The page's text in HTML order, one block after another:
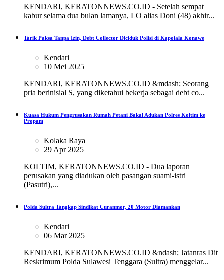
KENDARI, KERATONNEWS.CO.ID - Setelah sempat
kabur selama dua bulan lamanya, LO alias Doni (48) akhir...
Tarik Paksa Tanpa Izin, Debt Collector Diciduk Polisi di Kapoiala Konawe
Kendari
10 Mei 2025
KENDARI, KERATONNEWS.CO.ID &mdash; Seorang
pria berinisial S, yang diketahui bekerja sebagai debt co...
Kuasa Hukum Pengrusakan Rumah Petani Bakal Adukan Polres Koltim ke
Propam
Kolaka Raya
29 Apr 2025
KOLTIM, KERATONNEWS.CO.ID - Dua laporan
perusakan yang diadukan oleh pasangan suami-istri
(Pasutri),...
Polda Sultra Tangkap Sindikat Curanmor, 20 Motor Diamankan
Kendari
06 Mar 2025
KENDARI, KERATONNEWS.CO.ID &ndash; Jatanras Dit
Reskrimum Polda Sulawesi Tenggara (Sultra) menggelar...